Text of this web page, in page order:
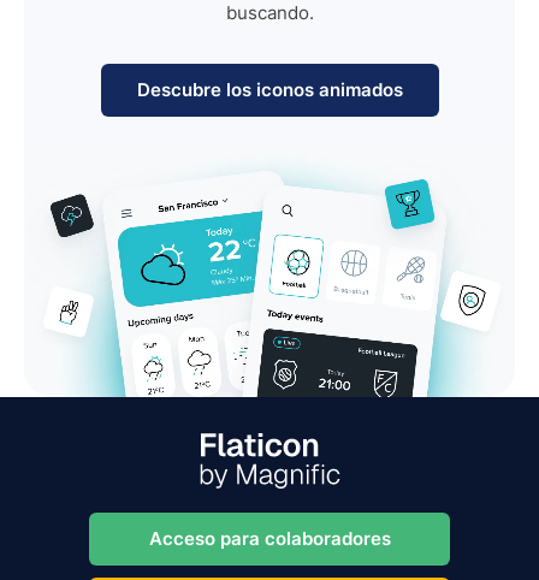
buscando.
Descubre los iconos animados
Acceso para colaboradores